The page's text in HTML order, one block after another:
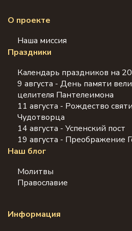
О проекте
Наша миссия
Праздники
Календарь праздников на
9 августа - День памяти
целителя Пантелеимона
11 августа - Рождество
Чудотворца
14 августа - Успенский пост
19 августа - Преображение
Наш блог
Молитвы
Православие
Информация